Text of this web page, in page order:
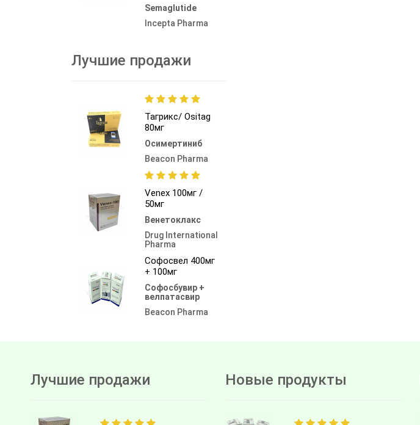
Semaglutide
Incepta Pharma
Лучшие продажи
Тагрикс/ Ositag
80мг
Осимертиниб
Beacon Pharma
Venex 100мг /
50мг
Венетоклакс
Drug International
Pharma
Софосвел 400мг
+ 100мг
Софосбувир +
велпатасвир
Beacon Pharma
Лучшие продажи Новые продукты